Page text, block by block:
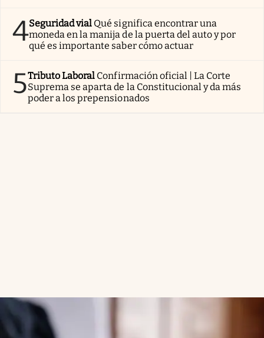
4Seguridad vial Qué significa encontrar una
moneda en la manija de la puerta del auto y por
qué es importante saber cómo actuar
5Tributo Laboral Confirmación oficial | La Corte
Suprema se aparta de la Constitucional y da más
poder a los prepensionados